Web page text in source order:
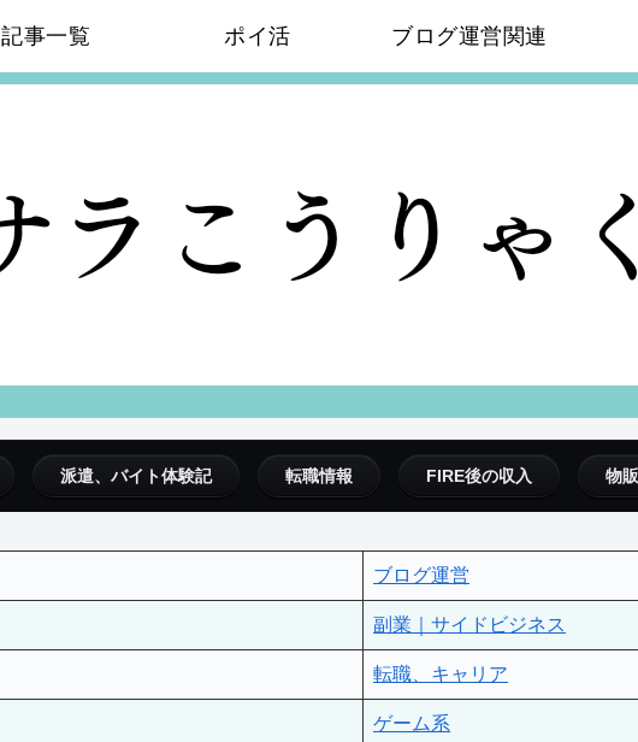
記事一覧 ポイ活 ブログ運営関連
派遣、バイト体験記 転職情報 FIRE後の収入 物
ブログ運営
副業｜サイドビジネス
転職、キャリア
ゲーム系